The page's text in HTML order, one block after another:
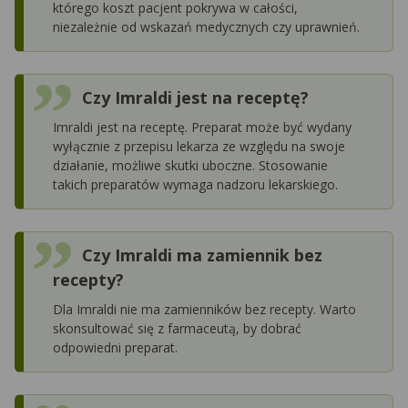
którego koszt pacjent pokrywa w całości,
niezależnie od wskazań medycznych czy uprawnień.
Czy Imraldi jest na receptę?
Imraldi jest na receptę. Preparat może być wydany
wyłącznie z przepisu lekarza ze względu na swoje
działanie, możliwe skutki uboczne. Stosowanie
takich preparatów wymaga nadzoru lekarskiego.
Czy Imraldi ma zamiennik bez
recepty?
Dla Imraldi nie ma zamienników bez recepty. Warto
skonsultować się z farmaceutą, by dobrać
odpowiedni preparat.